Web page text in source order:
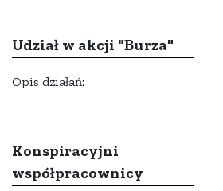
Udział w akcji "Burza"
Opis działań:
Konspiracyjni
współpracownicy